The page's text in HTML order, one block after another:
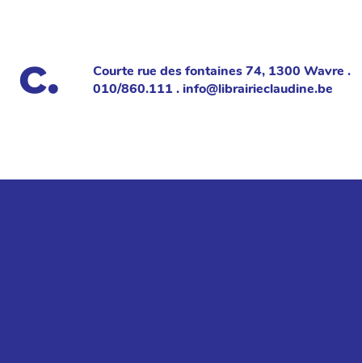
Courte rue des fontaines 74, 1300 Wavre .
010/860.111 . info@librairieclaudine.be